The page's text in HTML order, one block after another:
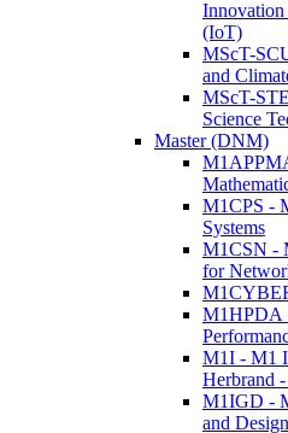
Innovation
(IoT)
MScT-
and
MScT-
Science
Master (DNM)
M1CPS -
Systems
M1CSN -
for
M1HPDA
M1I - M1
Herbrand
M1IGD -
and Design